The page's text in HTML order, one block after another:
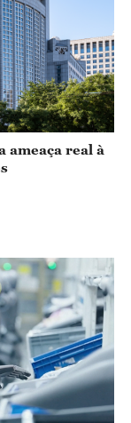
ameaça real à